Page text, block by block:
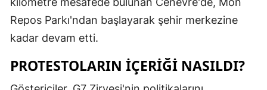
Eskişehir
Repos Parkı'ndan başlayarak şehir merkezine
kadar devam etti.
PROTESTOLARIN İÇERIĞI NASILDI?